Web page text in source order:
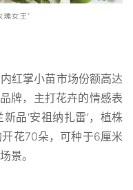
红掌小苗市场份额高达
牌，主打花卉的情感表
品‘安祖纳扎雷’，植株
花70朵，可种于6厘米
景。